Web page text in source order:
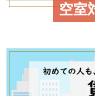
空室